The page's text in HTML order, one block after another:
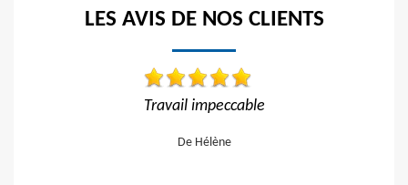
LES AVIS DE NOS CLIENTS
Travail impeccable